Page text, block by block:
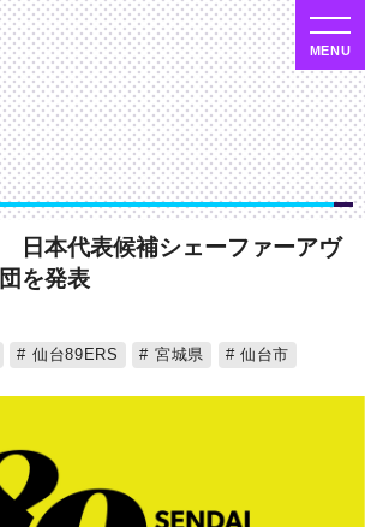
日本代表候補シェーファーアヴ
を発表
仙台89ERS 宮城県 仙台市